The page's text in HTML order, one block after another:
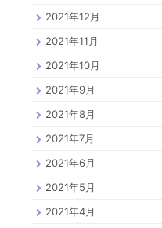
2021年12月
2021年11月
2021年10月
2021年9月
2021年8月
2021年7月
2021年6月
2021年5月
2021年4月